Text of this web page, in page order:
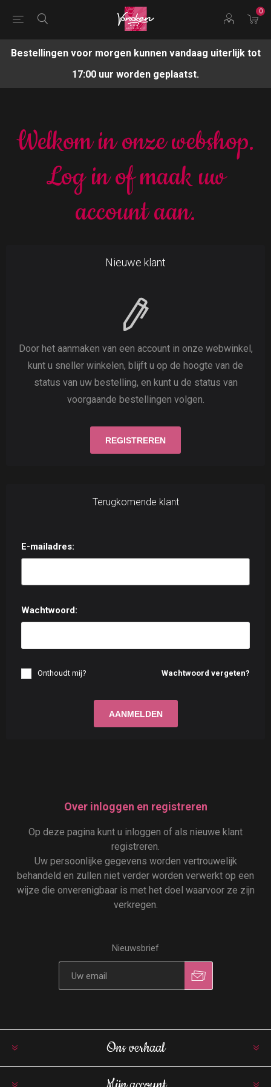
0
Bestellingen voor morgen kunnen vandaag uiterlijk tot
17:00 uur worden geplaatst.
Welkom in onze webshop.
Log in of maak uw
account aan.
Nieuwe klant
Door het aanmaken van een account in onze webwinkel,
kunt u sneller winkelen, blijft u op de hoogte van de
status van uw bestelling, en kunt u de status van
voorgaande bestellingen volgen.
Terugkomende klant
E-mailadres:
Wachtwoord:
Wachtwoord vergeten?
Onthoudt mij?
Over inloggen en registreren
Op deze pagina kunt u inloggen of als nieuwe klant
registreren.
Uw persoonlijke gegevens worden vertrouwelijk
behandeld en zullen niet verder worden verwerkt op een
wijze die onverenigbaar is met het doel waarvoor ze zijn
verkregen.
Nieuwsbrief
Ons verhaal